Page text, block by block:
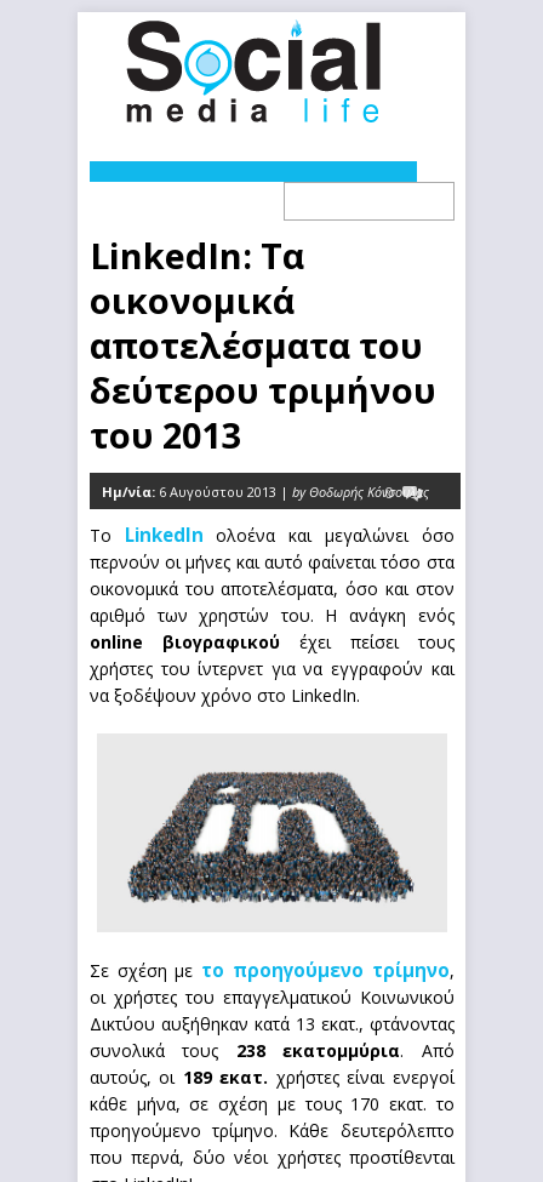
LinkedIn: Τα
οικονομικά
αποτελέσματα του
δεύτερου τριμήνου
του 2013
Ημ/νία: 6 Αυγούστου 2013 | by Θοδωρής Κόνσουλας
0
Το LinkedIn ολοένα και μεγαλώνει όσο
περνούν οι μήνες και αυτό φαίνεται τόσο στα
οικονομικά του αποτελέσματα, όσο και στον
αριθμό των χρηστών του. Η ανάγκη ενός
online βιογραφικούέχει πείσει τους
χρήστες του ίντερνετ για να εγγραφούν και
να ξοδέψουν χρόνο στο LinkedIn.
Σε σχέση με το προηγούμενο τρίμηνο,
οι χρήστες του επαγγελματικού Κοινωνικού
Δικτύου αυξήθηκαν κατά 13 εκατ., φτάνοντας
συνολικά τους 238 εκατομμύρια. Από
αυτούς, οι 189 εκατ. χρήστες είναι ενεργοί
κάθε μήνα, σε σχέση με τους 170 εκατ. το
προηγούμενο τρίμηνο. Κάθε δευτερόλεπτο
που περνά, δύο νέοι χρήστες προστίθενται